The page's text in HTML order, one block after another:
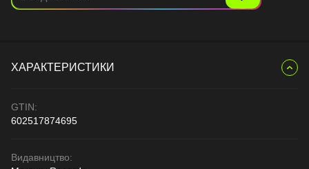
ХАРАКТЕРИСТИКИ
GTIN:
602517874695
Видавництво: